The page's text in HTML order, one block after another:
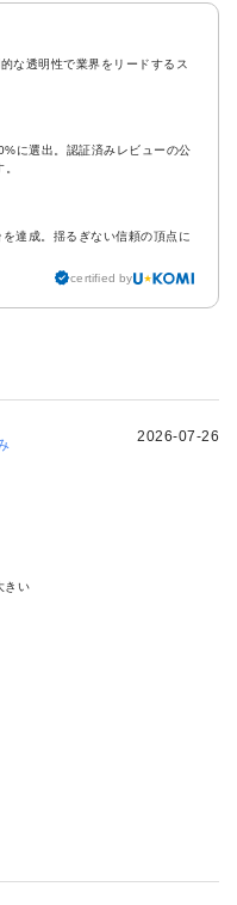
な透明性で業界をリードするス
に選出。認証済みレビューの公
達成。揺るぎない信頼の頂点に
certified by
2026-07-26
きい